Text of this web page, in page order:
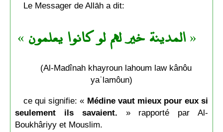
Le Messager de Allāh a dit:
«المدينة خير لهم لو كانوا يعلمون»
(Al-Madînah khayroun lahoum law kânôu
yaʿlamôun)
ce qui signifie: « Médine vaut mieux pour eux si
seulement ils savaient. » rapporté par Al-
Boukhâriyy et Mouslim.